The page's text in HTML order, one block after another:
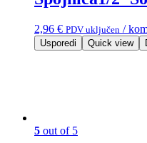
2,96 € PDV uključen /
Usporedi Quick view
5 out of 5